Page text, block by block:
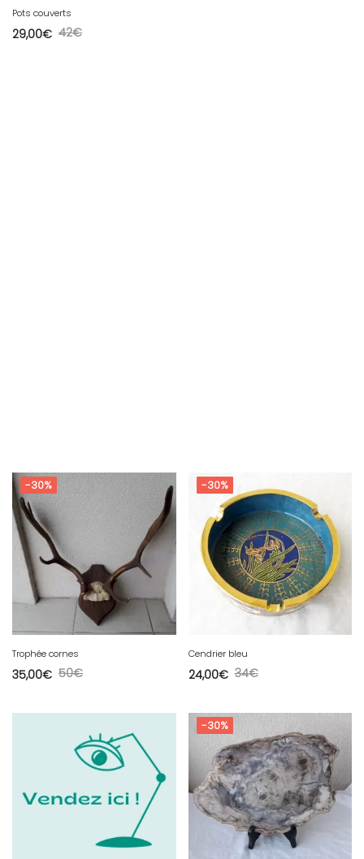
Pots couverts
42€
29,00€
-30%
Trophée cornes
50€
35,00€
-30%
Cendrier bleu
34€
24,00€
-30%